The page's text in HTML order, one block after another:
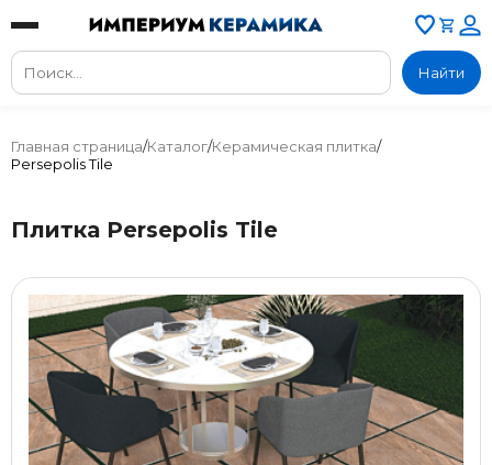
Найти
Главная страница/Каталог/Керамическая плитка/
Persepolis Tile
Плитка Persepolis Tile